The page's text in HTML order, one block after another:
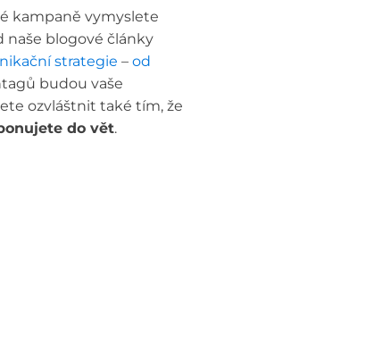
kampaně vymyslete
naše blogové články
strategie – od
budou vaše
ozvláštnit také tím, že
do vět.